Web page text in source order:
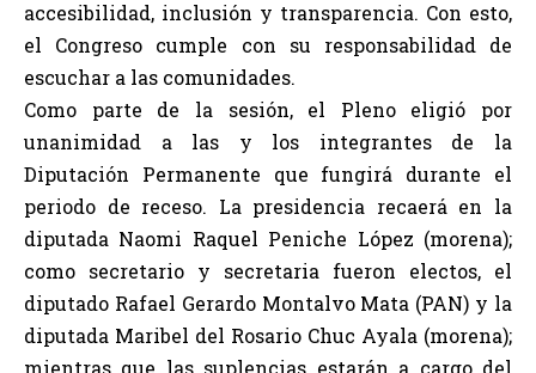
accesibilidad, inclusión y transparencia. Con esto,
el Congreso cumple con su responsabilidad de
escuchar a las comunidades.
Como parte de la sesión, el Pleno eligió por
unanimidad a las y los integrantes de la
Diputación Permanente que fungirá durante el
periodo de receso. La presidencia recaerá en la
diputada Naomi Raquel Peniche López (morena);
como secretario y secretaria fueron electos, el
diputado Rafael Gerardo Montalvo Mata (PAN) y la
diputada Maribel del Rosario Chuc Ayala (morena);
mientras que las suplencias estarán a cargo del